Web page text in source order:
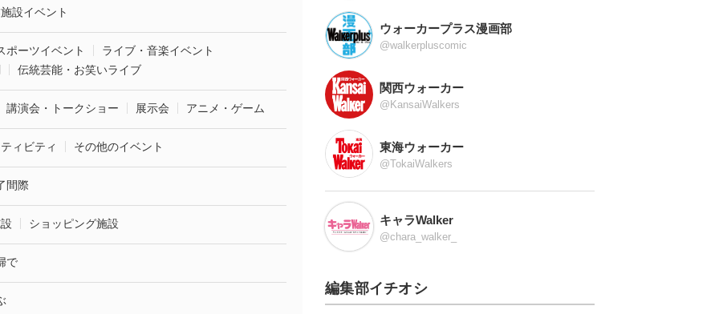
設イベント
ポーツイベント
ライブ・音楽イベント
伝統芸能・お笑いライブ
講演会・トークショー 展示会 アニメ・ゲーム
ィビティ その他のイベント
間際
ショッピング施設
で
ウォーカープラス漫画部
@walkerpluscomic
関西ウォーカー
@KansaiWalkers
東海ウォーカー
@TokaiWalkers
キャラWalker
@chara_walker_
編集部イチオシ